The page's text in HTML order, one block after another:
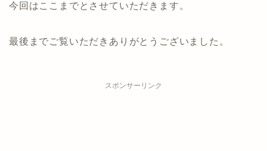
今回はここまでとさせていただきます。
最後までご覧いただきありがとうございました。
スポンサーリンク